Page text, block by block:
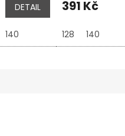
DETAIL
140
SUNSET
391 Kč
128 140